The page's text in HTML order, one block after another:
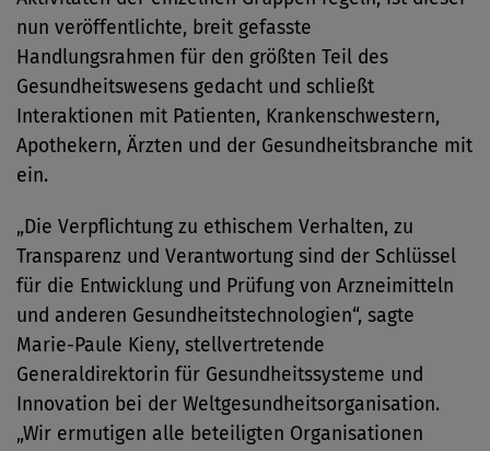
nun veröffentlichte, breit gefasste
Handlungsrahmen für den größten Teil des
Gesundheitswesens gedacht und schließt
Interaktionen mit Patienten, Krankenschwestern,
Apothekern, Ärzten und der Gesundheitsbranche mit
ein.
„Die Verpflichtung zu ethischem Verhalten, zu
Transparenz und Verantwortung sind der Schlüssel
für die Entwicklung und Prüfung von Arzneimitteln
und anderen Gesundheitstechnologien“, sagte
Marie-Paule Kieny, stellvertretende
Generaldirektorin für Gesundheitssysteme und
Innovation bei der Weltgesundheitsorganisation.
„Wir ermutigen alle beteiligten Organisationen